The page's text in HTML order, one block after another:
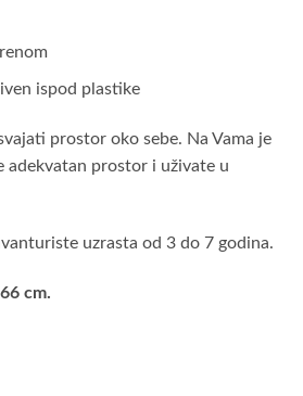
ispod plastike
prostor oko sebe. Na Vama je
adekvatan prostor i uživate u
uzrasta od 3 do 7 godina.
cm.